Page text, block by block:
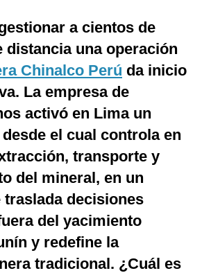
a cientos de
distancia una operación
Chinalco Perú da inicio
La empresa de
activó en Lima un
el cual controla en
transporte y
del mineral, en un
traslada decisiones
del yacimiento
y redefine la
tradicional. ¿Cuál es